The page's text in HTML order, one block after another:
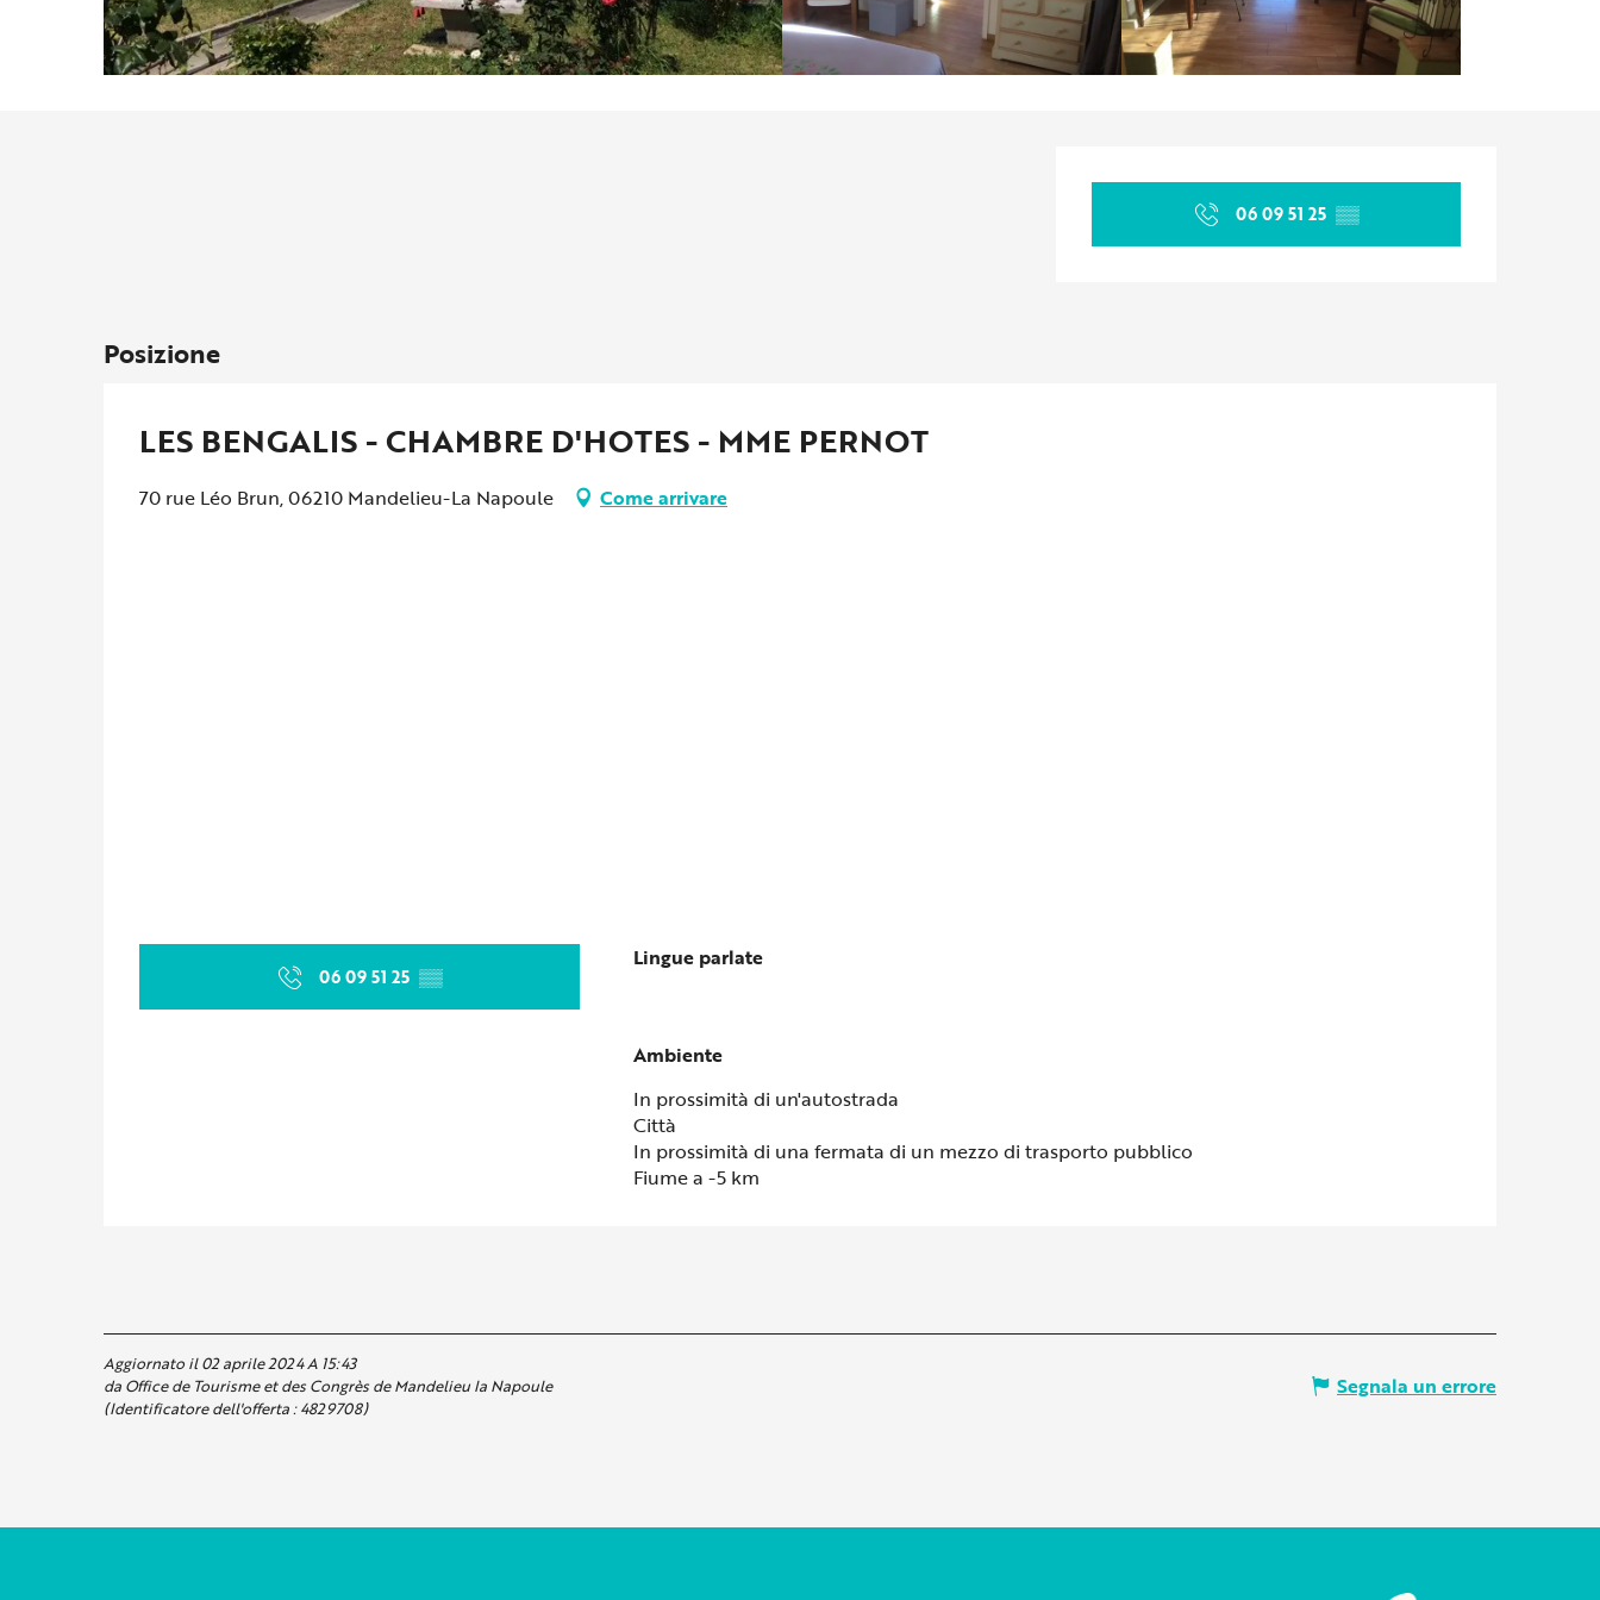
Orari e contatti
06 09 51 25 ▒▒
Posizione
LES BENGALIS - CHAMBRE D'HOTES - MME PERNOT
70 rue Léo Brun, 06210 Mandelieu-La Napoule Come arrivare
06 09 51 25 ▒▒
Lingue parlate
Lingue parlate
Ambiente
Ambiente
In prossimità di un'autostrada
Città
In prossimità di una fermata di un mezzo di trasporto pubblico
Fiume a -5 km
Aggiornato il 02 aprile 2024 A 15:43
da Office de Tourisme et des Congrès de Mandelieu la Napoule
(Identificatore dell'offerta :4829708)
Segnala un errore